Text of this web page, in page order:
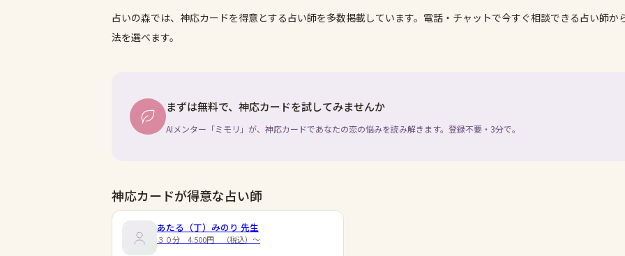
占いの森では、 神応カードを得意とする占い師を多数掲載しています。電話・チャットで今すぐ相談できる占い師
法を選べます。
まずは無料で、神応カードを試してみませんか
AIメンター「ミモリ」が、神応カードであなたの恋の悩みを読み解きます。登録不要・3分で。
神応カードが得意な占い師
あたる（丁）みのり 先生
３０分 4.500円 （税込）～